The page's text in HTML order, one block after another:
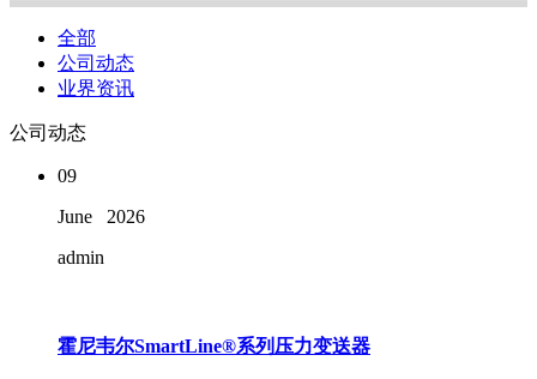
全部
公司动态
业界资讯
公司动态
09
June
2026
admin
霍尼韦尔SmartLine®系列压力变送器